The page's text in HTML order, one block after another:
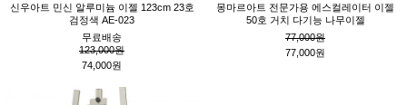
신우아트 민신 알루미늄 이젤 123cm 23호
검정색 AE-023
무료배송
123,000원
74,000원
몽마르아트 전문가용 에스컬레이터 이젤
50호 거치 다기능 나무이젤
77,000원
77,000원